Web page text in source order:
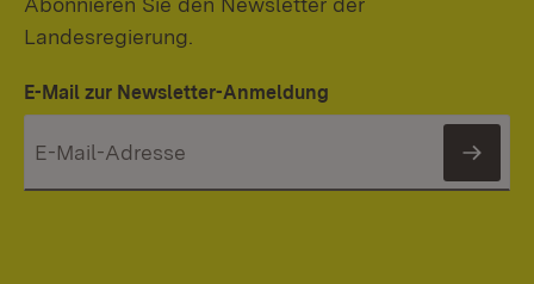
Landesregierung.
E-Mail zur Newsletter-Anmeldung